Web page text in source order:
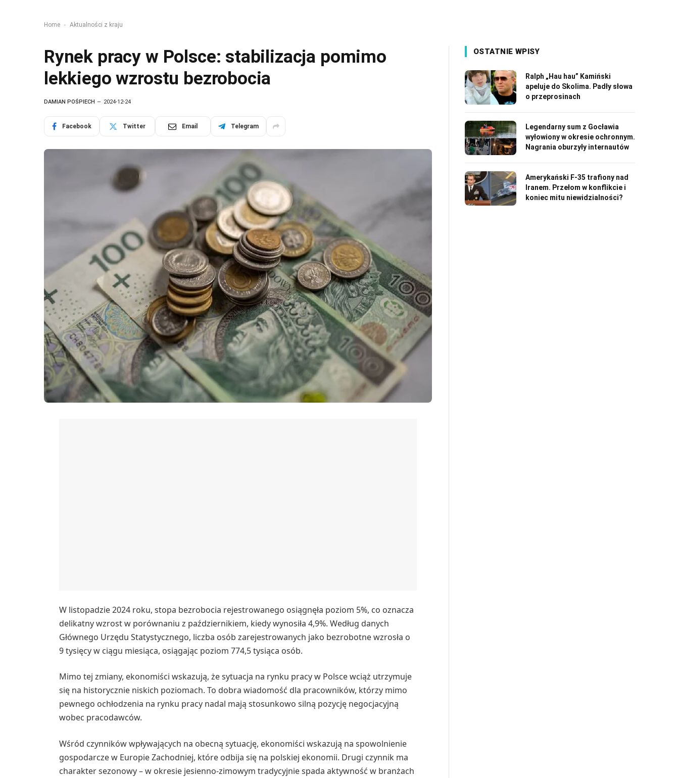
Home - Aktualności z kraju
Rynek pracy w Polsce: stabilizacja pomimo
lekkiego wzrostu bezrobocia
DAMIAN POŚPIECH 2024-12-24
Facebook Twitter Email Telegram
W listopadzie 2024 roku, stopa bezrobocia rejestrowanego osiągnęła poziom 5%, co oznacza
delikatny wzrost w porównaniu z październikiem, kiedy wynosiła 4,9%. Według danych
Głównego Urzędu Statystycznego, liczba osób zarejestrowanych jako bezrobotne wzrosła o
9 tysięcy w ciągu miesiąca, osiągając poziom 774,5 tysiąca osób.
Mimo tej zmiany, ekonomiści wskazują, że sytuacja na rynku pracy w Polsce wciąż utrzymuje
się na historycznie niskich poziomach. To dobra wiadomość dla pracowników, którzy mimo
pewnego ochłodzenia na rynku pracy nadal mają stosunkowo silną pozycję negocjacyjną
wobec pracodawców.
Wśród czynników wpływających na obecną sytuację, ekonomiści wskazują na spowolnienie
gospodarcze w Europie Zachodniej, które odbija się na polskiej ekonomii. Drugi czynnik ma
charakter sezonowy – w okresie jesienno-zimowym tradycyjnie spada aktywność w branżach
OSTATNIE WPISY
Ralph „Hau hau” Kamiński
apeluje do Skolima. Padły słowa
o przeprosinach
Legendarny sum z Gocławia
wyłowiony w okresie ochronnym.
Nagrania oburzyły internautów
Amerykański F-35 trafiony nad
Iranem. Przełom w konflikcie i
koniec mitu niewidzialności?